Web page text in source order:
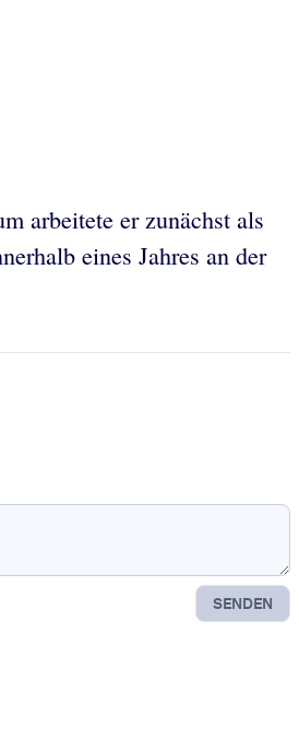
arbeitete er zunächst als
eines Jahres an der
SENDEN